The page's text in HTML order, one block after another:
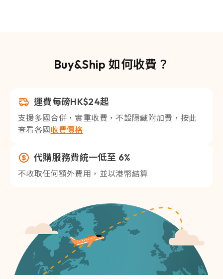
Buy&Ship 如何收費？
運費每磅HK$24起
支援多國合併，實重收費，不設隱藏附加費，按此
查看各國收費價格
代購服務費統一低至 6%
不收取任何額外費用，並以港幣結算